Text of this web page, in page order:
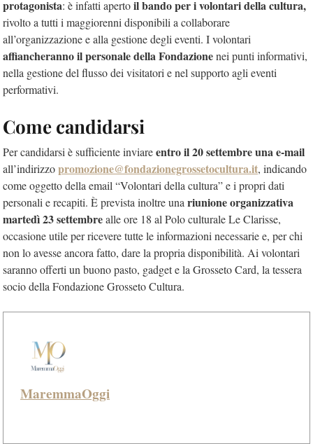
protagonista: è infatti apertoil bando per i volontari della cultura,
rivolto a tutti i maggiorenni disponibili a collaborare
all’organizzazione e alla gestione degli eventi. I volontari
affiancheranno il personale della Fondazionenei punti informativi,
nella gestione del flusso dei visitatori e nel supporto agli eventi
performativi.
Come candidarsi
Per candidarsi è sufficiente inviareentro il 20 settembre una e-mail
all’indirizzopromozione@fondazionegrossetocultura.it, indicando
come oggetto della email “Volontari della cultura” e i propri dati
personali e recapiti. È prevista inoltre una riunione organizzativa
martedì 23 settembrealle ore 18 al Polo culturale Le Clarisse,
occasione utile per ricevere tutte le informazioni necessarie e, per chi
non lo avesse ancora fatto, dare la propria disponibilità. Ai volontari
saranno offerti un buono pasto, gadget e la Grosseto Card, la tessera
socio della Fondazione Grosseto Cultura.
MaremmaOggi